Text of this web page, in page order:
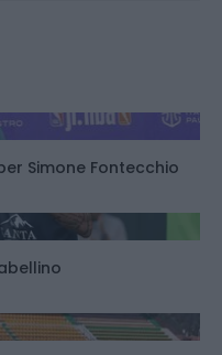
Simone Fontecchio